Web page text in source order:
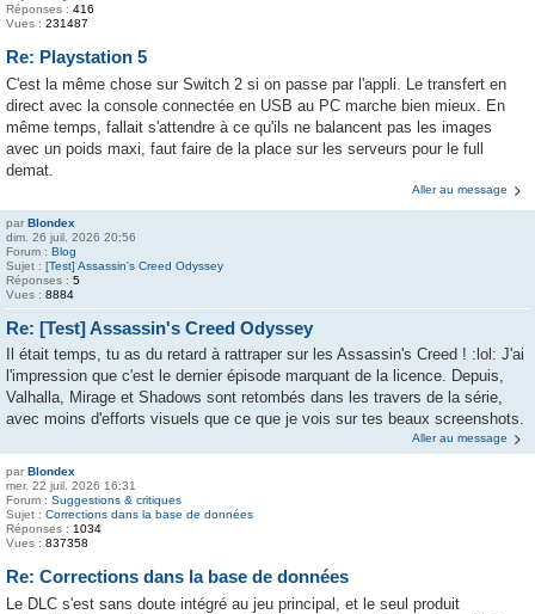
Réponses : 416
Vues : 231487
Re: Playstation 5
C'est la même chose sur Switch 2 si on passe par l'appli. Le transfert en
direct avec la console connectée en USB au PC marche bien mieux. En
même temps, fallait s'attendre à ce qu'ils ne balancent pas les images
avec un poids maxi, faut faire de la place sur les serveurs pour le full
demat.
Aller au message
par Blondex
dim. 26 juil. 2026 20:56
Forum : Blog
Sujet : [Test] Assassin's Creed Odyssey
Réponses : 5
Vues : 8884
Re: [Test] Assassin's Creed Odyssey
Il était temps, tu as du retard à rattraper sur les Assassin's Creed ! :lol: J'ai
l'impression que c'est le dernier épisode marquant de la licence. Depuis,
Valhalla, Mirage et Shadows sont retombés dans les travers de la série,
avec moins d'efforts visuels que ce que je vois sur tes beaux screenshots.
Aller au message
par Blondex
mer. 22 juil. 2026 16:31
Forum : Suggestions & critiques
Sujet : Corrections dans la base de données
Réponses : 1034
Vues : 837358
Re: Corrections dans la base de données
Le DLC s'est sans doute intégré au jeu principal, et le seul produit